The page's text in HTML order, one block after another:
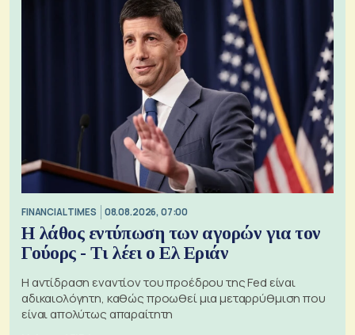
FINANCIAL TIMES 08.08.2026, 07:00
Η λάθος εντύπωση των αγορών για τον
Γούορς - Τι λέει ο Ελ Εριάν
Η αντίδραση εναντίον του προέδρου της Fed είναι
αδικαιολόγητη, καθώς προωθεί μια μεταρρύθμιση που
είναι απολύτως απαραίτητη